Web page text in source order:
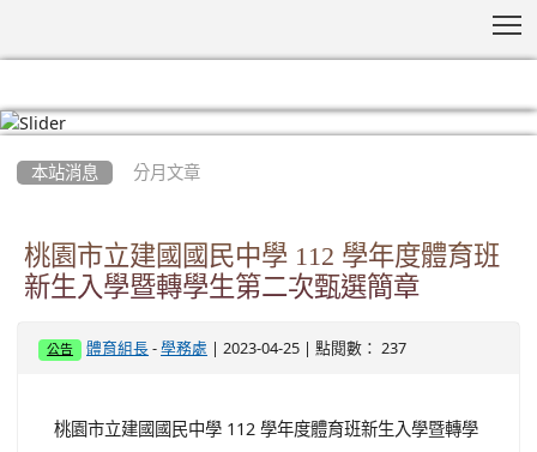
本站消息 分月文章
桃園市立建國國民中學 112 學年度體育班
新生入學暨轉學生第二次甄選簡章
公告 體育組長 -學務處 | 2023-04-25 | 點閱數： 237
桃園市立建國國民中學 112 學年度體育班新生入學暨轉學